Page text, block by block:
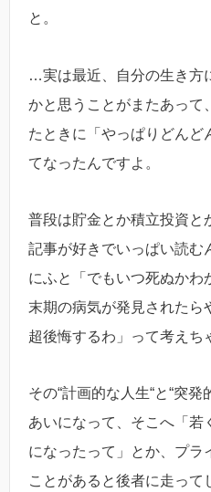
と。
…実は最近、自分の生き方
かと思うことがまたあって
たときに「やっぱりどんど
てなったんですよ。
普段は貯金とか積立投資と
記事が好きでいっぱい読む
にふと「でもいつ死ぬか
末期の病気が発見されたら
超後悔するわ」って考えち
その“計画的な人生“と“突
あいになって、そこへ「
になったって」とか、プラ
ことがあると後者に走って